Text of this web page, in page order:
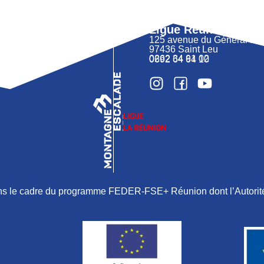
Ligue Réunion
125 avenue du Général
97436 Saint Leu
0262 34 91 02
0692 64 64 10
le cadre du programme FEDER-FSE+ Réunion dont